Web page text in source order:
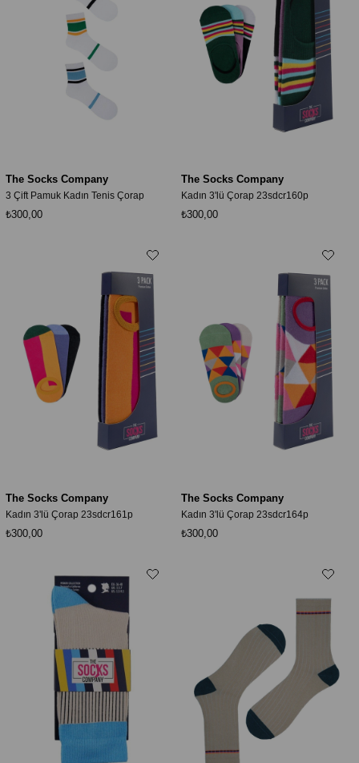
The Socks Company
3 Çift Pamuk Kadın Tenis Çorap
₺300,00
The Socks Company
Kadın 3'lü Çorap 23sdcr160p
₺300,00
The Socks Company
Kadın 3'lü Çorap 23sdcr161p
₺300,00
The Socks Company
Kadın 3'lü Çorap 23sdcr164p
₺300,00